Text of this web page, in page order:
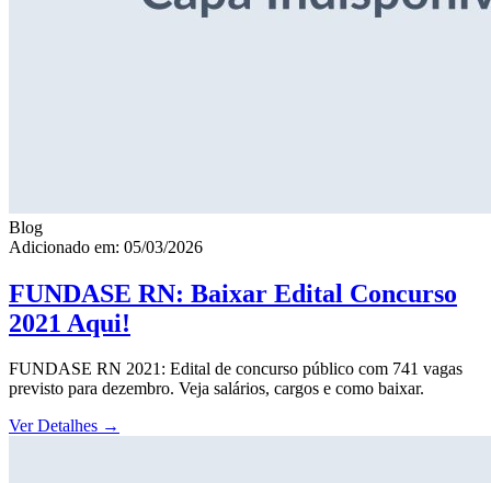
Blog
Adicionado em: 05/03/2026
FUNDASE RN: Baixar Edital Concurso
2021 Aqui!
FUNDASE RN 2021: Edital de concurso público com 741 vagas
previsto para dezembro. Veja salários, cargos e como baixar.
Ver Detalhes →